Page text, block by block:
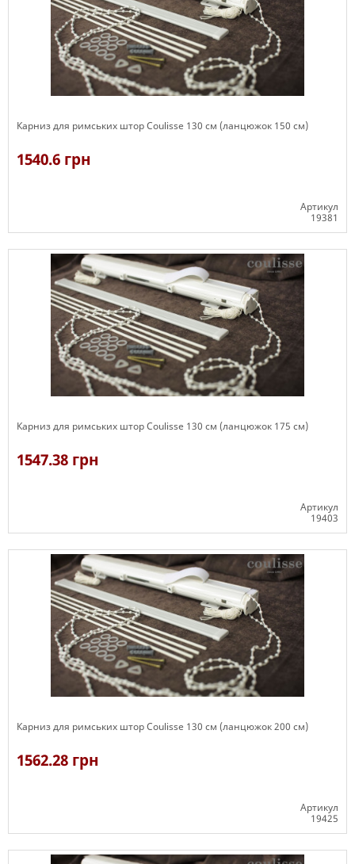
Карниз для римських штор Coulisse 130 см (ланцюжок 150 см)
1540.6 грн
Артикул
19381
Карниз для римських штор Coulisse 130 см (ланцюжок 175 см)
1547.38 грн
Артикул
19403
Карниз для римських штор Coulisse 130 см (ланцюжок 200 см)
1562.28 грн
Артикул
19425